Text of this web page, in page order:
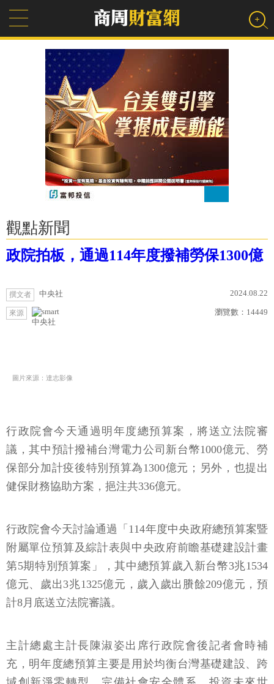
觀點新聞
政院拍板，通過114年度撥補勞保1300億
撰文者 中央社 2024.08.22
來源
中央社
瀏覽數： 14449
圖片來源：達志影像
行政院會今天通過明年度總預算案，將送立法院審
議，其中預計撥補台灣電力公司新台幣1000億元、勞
保部分加計疫後特別預算為1300億元；另外，也提出
健保財務協助方案，挹注共336億元。
行政院會今天討論通過「114年度中央政府總預算案暨
附屬單位預算及綜計表與中央政府前瞻基礎建設計畫
第5期特別預算案」，其中總預算歲入新台幣3兆1534
億元、歲出3兆1325億元，歲入歲出賸餘209億元，預
計8月底送立法院審議。
主計總處主計長陳淑姿出席行政院會後記者會時補
充，明年度總預算主要是用於均衡台灣基礎建設、跨